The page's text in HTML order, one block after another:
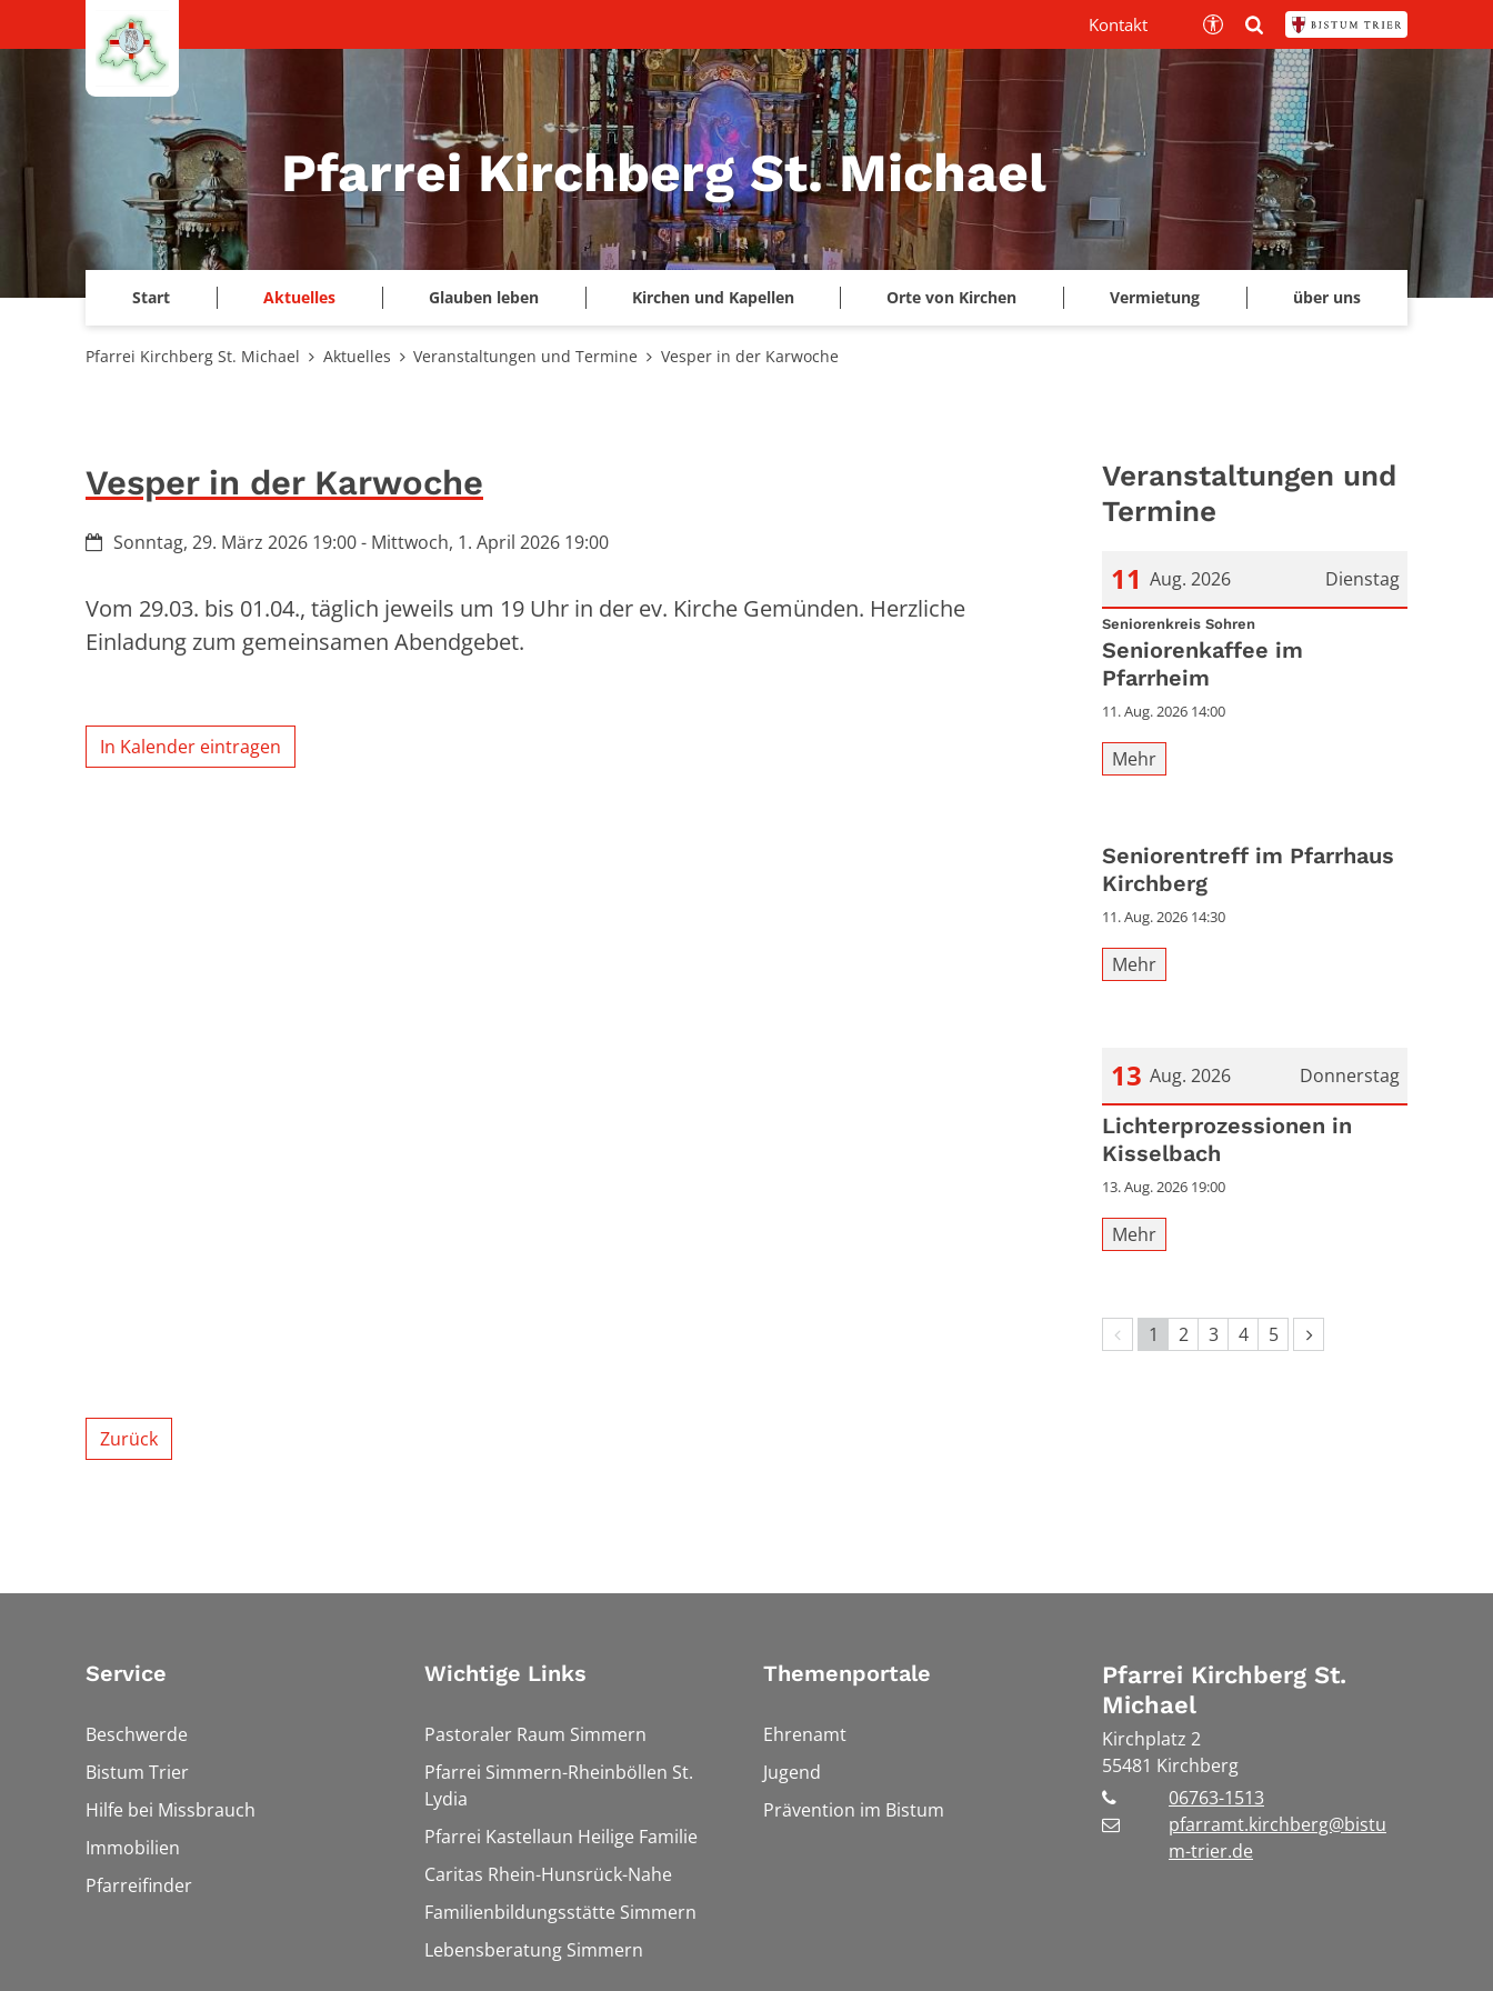
Zum Inhalt springen
Pfarrei Kirchberg St. Michael
Start Aktuelles Glauben leben Kirchen und Kapellen Orte von Kirchen Vermietung über uns
Kontakt
Pfarrei Kirchberg St. Michael Aktuelles Veranstaltungen und Termine Vesper in der Karwoche
Vesper in der Karwoche
Datum:Sonntag, 29. März 2026 19:00 - Mittwoch, 1. April 2026 19:00
Vom 29.03. bis 01.04., täglich jeweils um 19 Uhr in der ev. Kirche Gemünden. Herzliche
Einladung zum gemeinsamen Abendgebet.
In Kalender eintragen
Veranstaltungen und
Termine
Dienstag
11 Aug. 2026
Datum: 11. August 2026
Seniorenkreis Sohren:
Seniorenkaffee im
Pfarrheim
11. Aug. 2026 14:00
Mehr
Seniorentreff im Pfarrhaus
Kirchberg
11. Aug. 2026 14:30
Mehr
Donnerstag
13 Aug. 2026
Datum: 13. August 2026
Lichterprozessionen in
Kisselbach
13. Aug. 2026 19:00
Mehr
Vorherige Seite
1 2 3 4 5 Nächste Seite
Zurück
Service
Beschwerde
Bistum Trier
Hilfe bei Missbrauch
Immobilien
Pfarreifinder
Wichtige Links
Pastoraler Raum Simmern
Pfarrei Simmern-Rheinböllen St.
Lydia
Pfarrei Kastellaun Heilige Familie
Caritas Rhein-Hunsrück-Nahe
Familienbildungsstätte Simmern
Lebensberatung Simmern
Themenportale
Ehrenamt
Jugend
Prävention im Bistum
Pfarrei Kirchberg St.
Michael
Kirchplatz 2
55481 Kirchberg
06763-1513
pfarramt.kirchberg@bistu
m-trier.de